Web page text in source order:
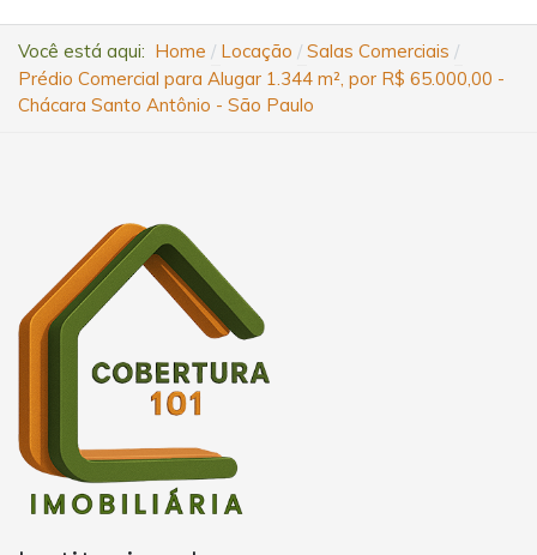
Você está aqui: Home Locação
Salas Comerciais
Prédio Comercial para Alugar 1.344 m², por R$ 65.000,00 -
Chácara Santo Antônio - São Paulo